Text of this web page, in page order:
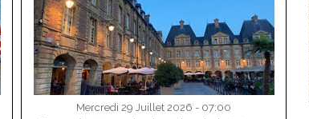
Mercredi 29 Juillet 2026 - 07:00